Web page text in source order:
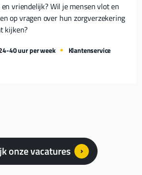
vriendelijk? Wil je mensen vlot en
op vragen over hun zorgverzekering
kijken?
40 uur per week Klantenservice
onze vacatures